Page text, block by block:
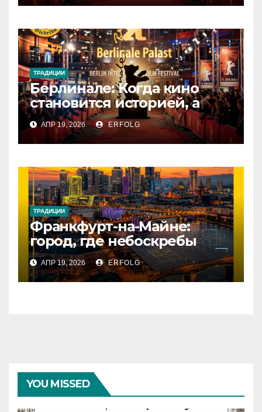
ТРАДИЦИИ
Берлинале: Когда кино
становится историей, а
зритель — частью магии!
АПР 19, 2026 ERFOLG
ТРАДИЦИИ
Франкфурт-на-Майне:
город, где небоскребы
встречаются с историей!
АПР 19, 2026 ERFOLG
YOU MISSED